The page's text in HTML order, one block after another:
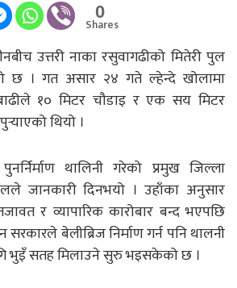
0
Shares
उत्तरी नाका रसुवागढीको मितेरी पुल
छ । गत असार २४ गते ल्हेन्दे खोलामा
१० मिटर चौडाइ र एक सय मिटर
थियो ।
थालिनी गरेको प्रमुख जिल्ला
जानकारी दिनभयो । उहाँका अनुसार
र व्यापारिक कारोबार बन्द भएपछि
बेलीब्रिज निर्माण गर्न पनि थालनी
भुइँ सतह मिलाउने सुरु भइसकेको छ ।